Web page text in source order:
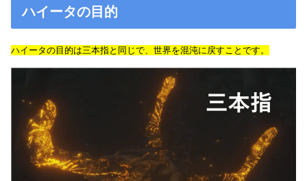
ハイータの目的
ハイータの目的は三本指と同じで、世界を混沌に戻すことです。